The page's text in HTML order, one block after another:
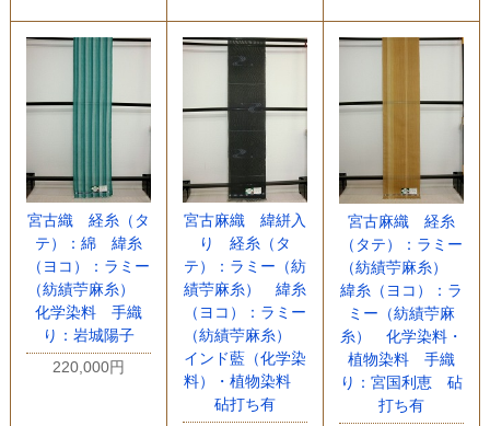
宮古織 経糸（タ
テ）：綿 緯糸
（ヨコ）：ラミー
（紡績苧麻糸）
化学染料 手織
り：岩城陽子
220,000円
宮古麻織 緯絣入
り 経糸（タ
テ）：ラミー（紡
績苧麻糸） 緯糸
（ヨコ）：ラミー
（紡績苧麻糸）
インド藍（化学染
料）・植物染料
砧打ち有
宮古麻織 経糸
（タテ）：ラミー
（紡績苧麻糸）
緯糸（ヨコ）：ラ
ミー（紡績苧麻
糸） 化学染料・
植物染料 手織
り：宮国利恵 砧
打ち有